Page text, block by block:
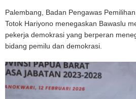
Palembang, Badan Pengawas
Totok Hariyono menegaskan Bawaslu
pekerja demokrasi yang berperan
bidang pemilu dan demokrasi.